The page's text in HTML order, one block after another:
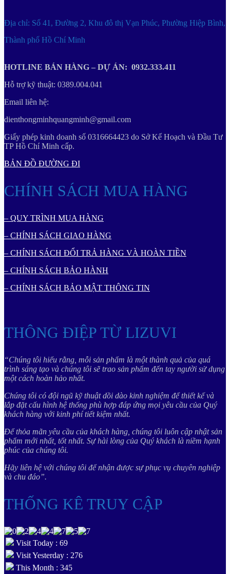
Địa chỉ: Số 41, Đường 2, Khu đô thị Vạn Phúc, Phường Hiệp Bình,
Thành phố Hồ Chí Minh
HOTLINE BÁN HÀNG – DỰ ÁN: 0932.333.411
Hỗ trợ kỹ thuật: 0389.004.041
Email liên hệ:
dienthongminhquangminh@gmail.com
Giấy phép kinh doanh số 0316664423 do Sở Kế Hoạch và Đầu Tư
TP Hồ Chí Minh cấp.
BẢN ĐỒ ĐƯỜNG ĐI
CHÍNH SÁCH MUA HÀNG
– QUY TRÌNH MUA HÀNG
– CHÍNH SÁCH GIAO HÀNG
– CHÍNH SÁCH ĐỔI TRẢ HÀNG VÀ HOÀN TIỀN
– CHÍNH SÁCH BẢO HÀNH
– CHÍNH SÁCH BẢO MẬT THÔNG TIN
THÔNG ĐIỆP TỪ LIZUVI
“Chúng tôi hiểu rằng, mỗi sản phẩm là một thành quả của quá
trình sáng tạo và chúng tôi sẽ trao sản phẩm đến tay người sử dụng
một cách hoàn hảo nhất.
Chúng tôi có đội ngũ kỹ thuật dồi dào kinh nghiệm để thiết kế và
lắp đặt cấu hình hệ thống phù hợp đáp ứng mọi yêu cầu của Quý
khách hàng với kinh phí tiết kiệm nhất.
Để thỏa mãn yêu cầu của khách hàng, chúng tôi luôn cập nhật sản
phẩm mới nhất, tốt nhất. Sự hài lòng của Quý khách là niềm hạnh
phúc của chúng tôi.
Hãy liên hệ với chúng tôi để nhận được sự phục vụ chuyên nghiệp
và chu đáo”.
THỐNG KÊ TRUY CẬP
Visit Today : 69
Visit Yesterday : 276
This Month : 345